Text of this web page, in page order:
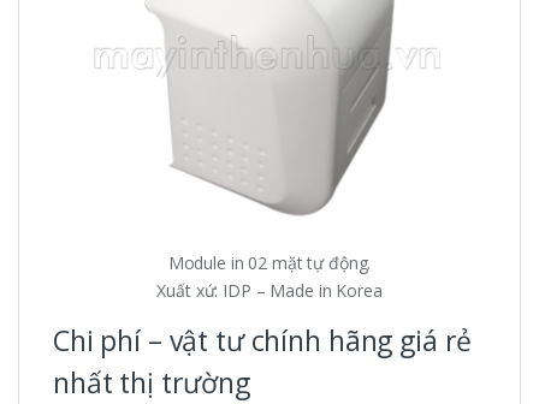
Module in 02 mặt tự động.
Xuất xứ: IDP – Made in Korea
Chi phí – vật tư chính hãng giá rẻ
nhất thị trường